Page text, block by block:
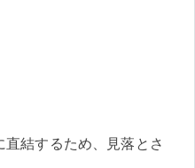
結するため、見落とさ